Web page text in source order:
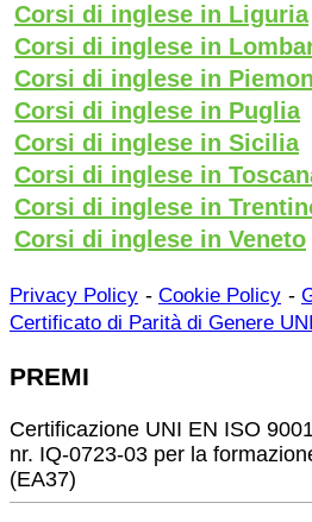
Corsi di inglese in Liguria
Corsi di inglese in
Corsi di inglese in
Corsi di inglese in Puglia
Corsi di inglese in Sicilia
Corsi di inglese in
Corsi di inglese in
Corsi di inglese in Veneto
Privacy Policy - Cookie Policy -
Certificato di Parità di Genere
PREMI
Certificazione UNI EN ISO
nr. IQ-0723-03 per la
(EA37)